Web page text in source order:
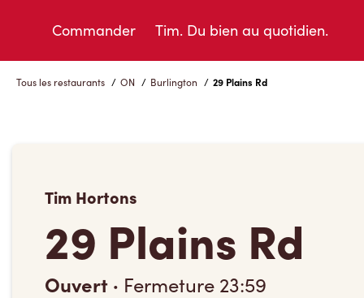
Commander Tim. Du bien au quotidien.
Tous les restaurants / ON / Burlington / 29 Plains Rd
Tim Hortons
29 Plains Rd
Ouvert · Fermeture 23:59